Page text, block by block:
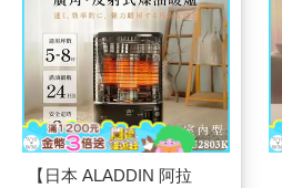
【日本 ALADDIN 阿拉